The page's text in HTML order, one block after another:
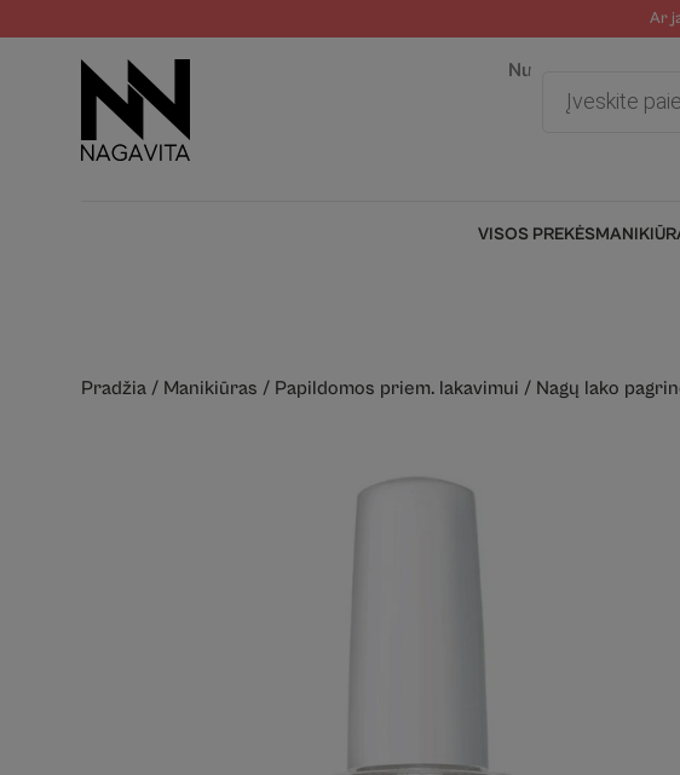
Ar
Nuotolinė pagalba
search
VISOS PREKĖS
Pradžia / Manikiūras / Papildomos priem. lakavimui / Nagų lako